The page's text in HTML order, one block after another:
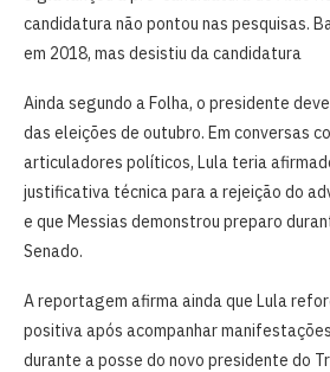
candidatura não pontou nas pesquisas.
em 2018, mas desistiu da candidatura
Ainda segundo a Folha, o presidente
das eleições de outubro. Em conversas
articuladores políticos, Lula teria
justificativa técnica para a rejeição do
e que Messias demonstrou preparo
Senado.
A reportagem afirma ainda que Lula
positiva após acompanhar
durante a posse do novo presidente do